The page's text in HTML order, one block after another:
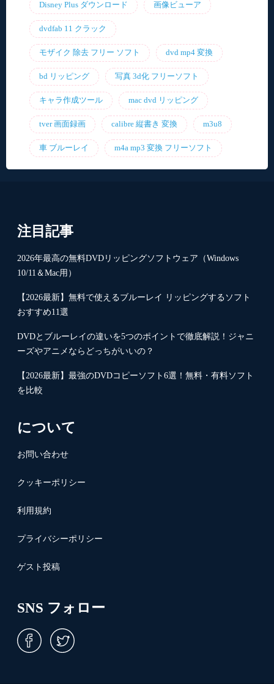
Disney Plus ダウンロード 画像ビューア
dvdfab 11 クラック
モザイク 除去 フリー ソフト dvd mp4 変換
bd リッピング 写真 3d化 フリーソフト
キャラ作成ツール mac dvd リッピング
tver 画面録画 calibre 縦書き 変換 m3u8
車 ブルーレイ m4a mp3 変換 フリーソフト
注目記事
2026年最高の無料DVDリッピングソフトウェア（Windows
10/11＆Mac用）
【2026最新】無料で使えるブルーレイ リッピングするソフト
おすすめ11選
DVDとブルーレイの違いを5つのポイントで徹底解説！ジャニ
ーズやアニメならどっちがいいの？
【2026最新】最強のDVDコピーソフト6選！無料・有料ソフト
を比較
について
お問い合わせ
クッキーポリシー
利用規約
プライバシーポリシー
ゲスト投稿
SNS フォロー